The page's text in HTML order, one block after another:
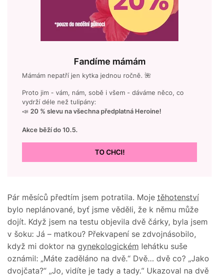
Fandíme mámám
Mámám nepatří jen kytka jednou ročně. 🌺
Proto jim - vám, nám, sobě i všem - dáváme něco, co
vydrží déle než tulipány:
📣 20 % slevu na všechna předplatná Heroine!
Akce běží do 10.5.
TO CHCI!
Pár měsíců předtím jsem potratila. Moje těhotenství
bylo neplánované, byť jsme věděli, že k němu může
dojít. Když jsem na testu objevila dvě čárky, byla jsem
v šoku: Já – matkou? Překvapení se zdvojnásobilo,
když mi doktor na gynekologickém lehátku suše
oznámil: „Máte zaděláno na dvě.“ Dvě… dvě co? „Jako
dvojčata?“ „Jo, vidíte je tady a tady.“ Ukazoval na dvě